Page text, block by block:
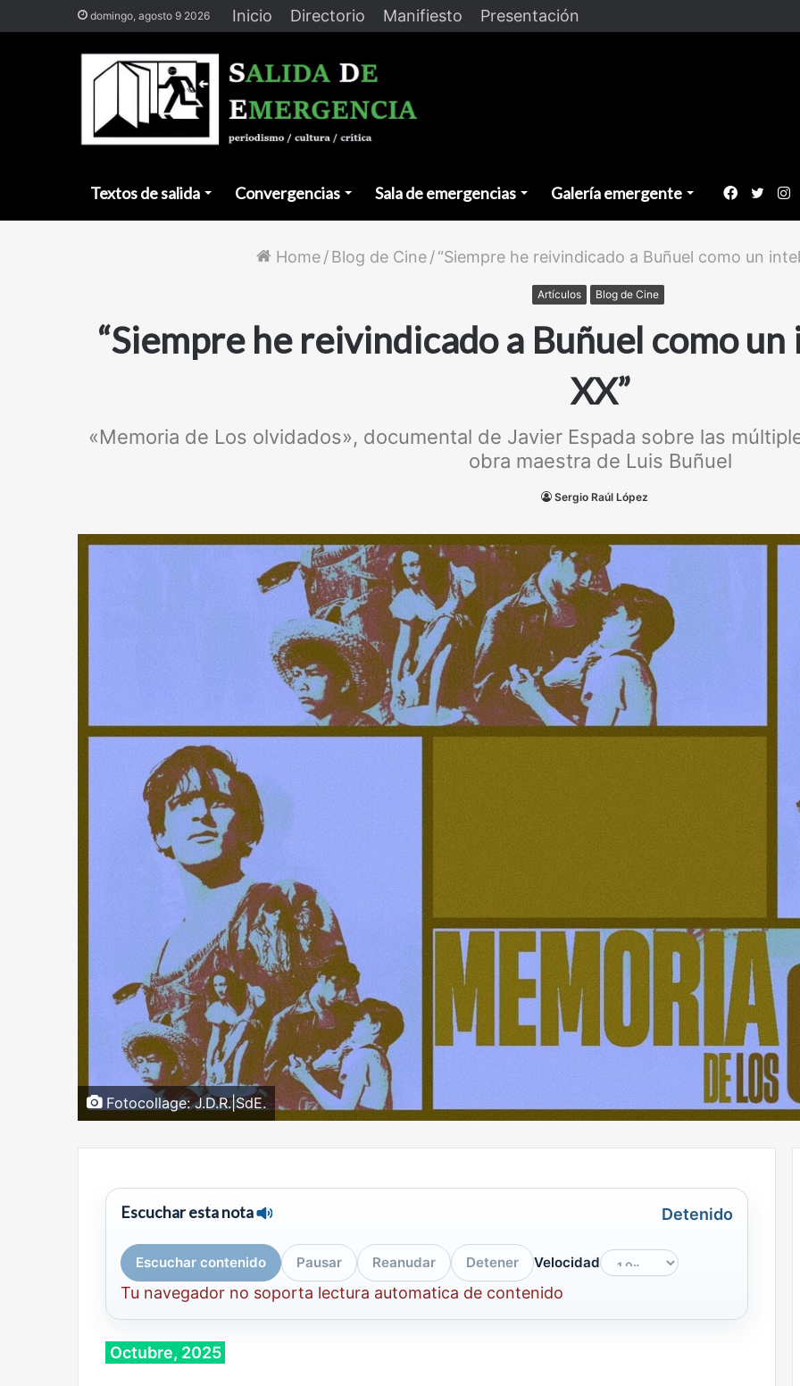
domingo, agosto 9 2026 Inicio Directorio Manifiesto Presentación
Textos de salida Convergencias Sala de emergencias Galería emergente Facebook
Home / Blog de Cine / “Siempre he reivindicado a Buñuel como un
Artículos Blog de Cine
“Siempre he reivindicado a Buñuel como
XX”
«Memoria de Los olvidados», documental de Javier Espada sobre las
obra maestra de Luis Buñuel
Sergio Raúl López
Fotocollage: J.D.R.|SdE.
Escuchar esta nota Detenido
Escuchar contenido Pausar Reanudar Detener Velocidad
Tu navegador no soporta lectura automatica de contenido
Octubre, 2025